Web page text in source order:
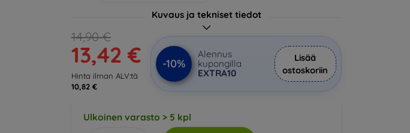
Kuvaus ja tekniset tiedot
14,90 €
13,42 €
Hinta ilman ALV:tä
10,82 €
-10%
Alennus
kupongilla
EXTRA10
Lisää
ostoskoriin
Ulkoinen varasto > 5 kpl